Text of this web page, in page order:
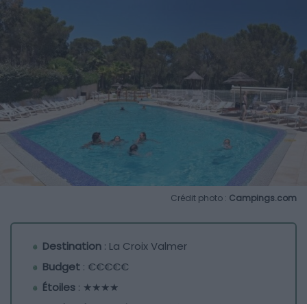
Crédit photo : Campings.com
Destination : La Croix Valmer
Budget : €€€€€
Étoiles : ★★★★